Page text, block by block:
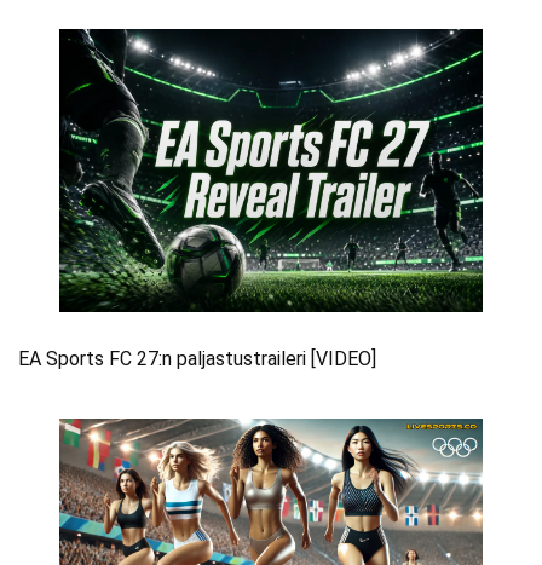
EA Sports FC 27:n paljastustraileri [VIDEO]